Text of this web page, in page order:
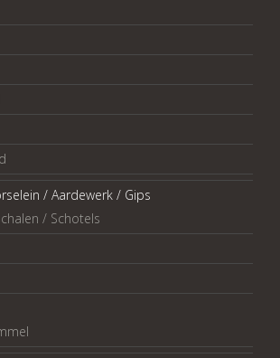
/ Aardewerk / Gips
/ Schotels